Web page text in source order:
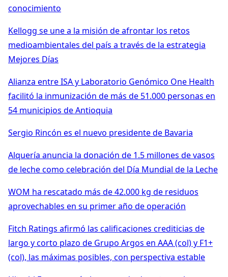
conocimiento
Kellogg se une a la misión de afrontar los retos
medioambientales del país a través de la estrategia
Mejores Días
Alianza entre ISA y Laboratorio Genómico One Health
facilitó la inmunización de más de 51.000 personas en
54 municipios de Antioquia
Sergio Rincón es el nuevo presidente de Bavaria
Alquería anuncia la donación de 1.5 millones de vasos
de leche como celebración del Día Mundial de la Leche
WOM ha rescatado más de 42.000 kg de residuos
aprovechables en su primer año de operación
Fitch Ratings afirmó las calificaciones crediticias de
largo y corto plazo de Grupo Argos en AAA (col) y F1+
(col), las máximas posibles, con perspectiva estable